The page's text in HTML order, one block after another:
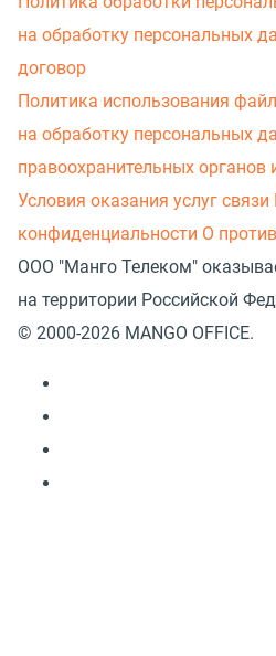
на обработку персональных
договор
Политика использования
на обработку персональных
правоохранительных органов
Условия оказания услуг связи
конфиденциальности О
ООО "Манго Телеком"
на территории Российской
© 2000-2026 MANGO OFFICE.